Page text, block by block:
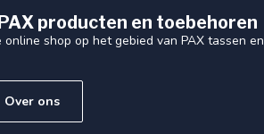
producten en toebehoren
shop op het gebied van PAX tassen en
Over ons